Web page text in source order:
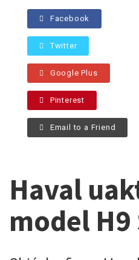
Facebook
Twitter
Google Plus
Pinterest
Email to a Friend
Haval
model H9